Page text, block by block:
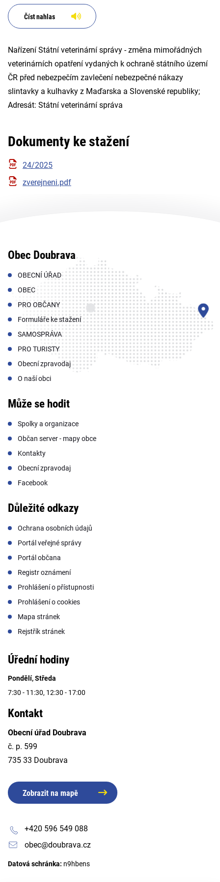
republiky; Adresát: Státní
Číst nahlas
Nařízení Státní veterinární správy - změna mimořádných
veterinárních opatření vydaných k ochraně státního území
ČR před nebezpečím zavlečení nebezpečné nákazy
slintavky a kulhavky z Maďarska a Slovenské republiky;
Adresát: Státní veterinární správa
Dokumenty ke stažení
24/2025
zverejneni.pdf
Obec Doubrava
OBECNÍ ÚŘAD
OBEC
PRO OBČANY
Formuláře ke stažení
SAMOSPRÁVA
PRO TURISTY
Obecní zpravodaj
O naší obci
Může se hodit
Spolky a organizace
Občan server - mapy obce
Kontakty
Obecní zpravodaj
Facebook
Důležité odkazy
Ochrana osobních údajů
Portál veřejné správy
Portál občana
Registr oznámení
Prohlášení o přístupnosti
Prohlášení o cookies
Mapa stránek
Rejstřík stránek
Úřední hodiny
Pondělí, Středa
7:30 - 11:30, 12:30 - 17:00
Kontakt
Obecní úřad Doubrava
č. p. 599
735 33 Doubrava
Zobrazit na mapě
+420 596 549 088
obec@doubrava.cz
Datová schránka: n9hbens